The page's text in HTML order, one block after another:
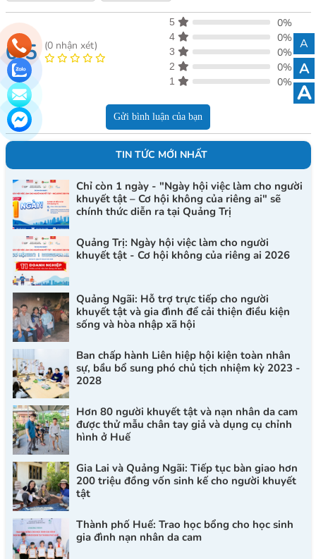
0/5 (0nhận xét)
5 0%
4 0%
3 0%
2 0%
1 0%
Gửi bình luận của bạn
TIN TỨC MỚI NHẤT
Chỉ còn 1 ngày - "Ngày hội việc làm cho người
khuyết tật – Cơ hội không của riêng ai" sẽ
chính thức diễn ra tại Quảng Trị
Quảng Trị: Ngày hội việc làm cho người
khuyết tật - Cơ hội không của riêng ai 2026
Quảng Ngãi: Hỗ trợ trực tiếp cho người
khuyết tật và gia đình để cải thiện điều kiện
sống và hòa nhập xã hội
Ban chấp hành Liên hiệp hội kiện toàn nhân
sự, bầu bổ sung phó chủ tịch nhiệm kỳ 2023 -
2028
Hơn 80 người khuyết tật và nạn nhân da cam
được thử mẫu chân tay giả và dụng cụ chỉnh
hình ở Huế
Gia Lai và Quảng Ngãi: Tiếp tục bàn giao hơn
200 triệu đồng vốn sinh kế cho người khuyết
tật
Thành phố Huế: Trao học bổng cho học sinh
gia đình nạn nhân da cam
A
A
A